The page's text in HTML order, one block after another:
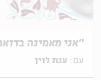
"אני מאמינה
עם: ענת לוין